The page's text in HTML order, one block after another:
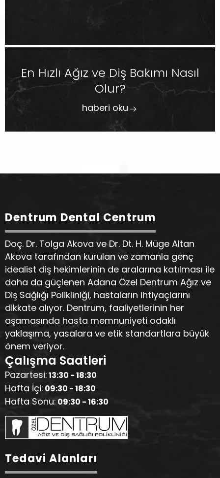
En Hızlı Ağız ve Diş Bakımı Nasıl
Olur?
haberi oku
Dentrum Dental Centrum
Doç. Dr. Tolga Akova ve Dr. Dt. H. Müge Altan
Akova tarafından kurulan ve zamanla genç
idealist diş hekimlerinin de aralarına katılması ile
daha da güçlenen Adana Özel Dentrum Ağız ve
Diş Sağlığı Polikliniği, hastaların ihtiyaçlarını
dikkate alıyor. Dentrum, faaliyetlerinin her
aşamasında hasta memnuniyeti odaklı
yaklaşıma, yasalara ve etik standartlara büyük
önem veriyor.
Çalışma Saatleri
Pazartesi:13:30 - 18:30
Hafta İçi: 09:30 - 18:30
Hafta Sonu: 09:30 - 16:30
Tedavi Alanları